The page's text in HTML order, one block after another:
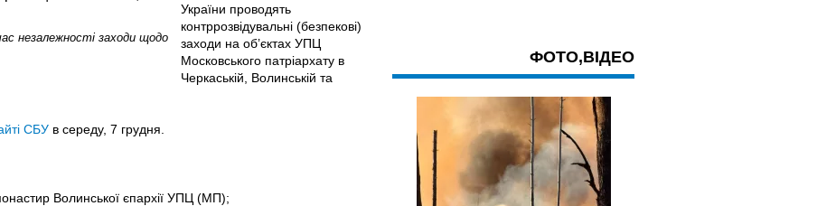
незалежності заходи щодо
України проводять
контррозвідувальні (безпекові)
заходи на об’єктах УПЦ
Московського патріархату в
Черкаській, Волинській та
СБУ в середу, 7 грудня.
Волинської єпархії УПЦ (МП);
ФОТО,ВІДЕО